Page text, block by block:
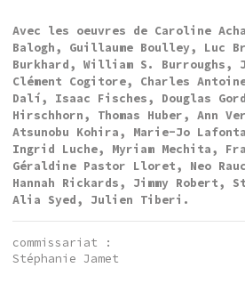
Avec les oeuvres de Caroline
Balogh, Guillaume Boulley, Luc
Burkhard, William S. Burroughs,
Clément Cogitore, Charles
Dalí, Isaac Fisches, Douglas
Hirschhorn, Thomas Huber, Ann
Atsunobu Kohira, Marie-Jo
Ingrid Luche, Myriam Mechita,
Géraldine Pastor Lloret, Neo
Hannah Rickards, Jimmy Robert,
Alia Syed, Julien Tiberi.
commissariat :
Stéphanie Jamet